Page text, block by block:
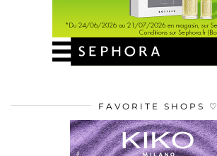
FAVORITE SHOPS ♡